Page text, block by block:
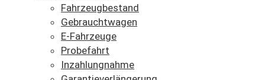
Fahrzeugbestand
Gebrauchtwagen
E-Fahrzeuge
Probefahrt
Inzahlungnahme